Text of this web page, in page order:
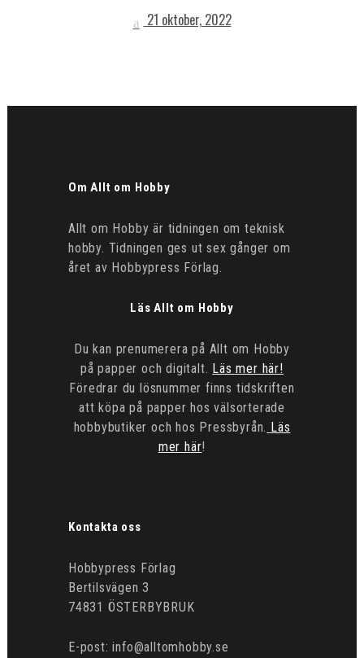
21 oktober, 2022
Om Allt om Hobby
Allt om Hobby är tidningen om teknisk
hobby. Tidningen ges ut sex gånger om
året av Hobbypress Förlag.
Läs Allt om Hobby
Du kan prenumerera på Allt om Hobby
på papper och digitalt. Läs mer här!
Föredrar du lösnummer finns tidskriften
att köpa på papper hos välsorterade
hobbybutiker och hos Pressbyrån. Läs
mer här!
Kontakta oss
Hobbypress Förlag
Bertilsvägen 3
74831 ÖSTERBYBRUK
E-post: info@alltomhobby.se